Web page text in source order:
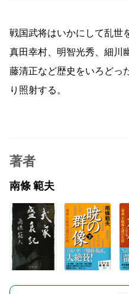
戦国武将はいかにして乱世
真田幸村、明智光秀、細川
藤清正など歴史をいろどっ
り照射する。
著者
南條 範夫